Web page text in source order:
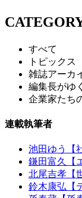
すべて
トピックス
雑誌アーカ
編集長がゆく
企業家たち
連載執筆者
池田ゆう【
鎌田富久【
北尾吉孝【
鈴木康弘【